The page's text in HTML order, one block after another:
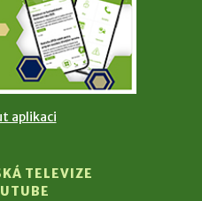
aplikaci
TELEVIZE